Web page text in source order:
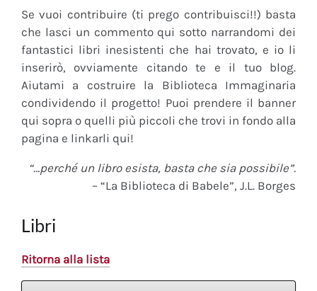
Se vuoi contribuire (ti prego contribuisci!!) basta
che lasci un commento qui sotto narrandomi dei
fantastici libri inesistenti che hai trovato, e io li
inserirò, ovviamente citando te e il tuo blog.
Aiutami a costruire la Biblioteca Immaginaria
condividendo il progetto! Puoi prendere il banner
qui sopra o quelli più piccoli che trovi in fondo alla
pagina e linkarli qui!
“…perché un libro esista, basta che sia possibile”.
– “La Biblioteca di Babele”, J.L. Borges
Libri
Ritorna alla lista